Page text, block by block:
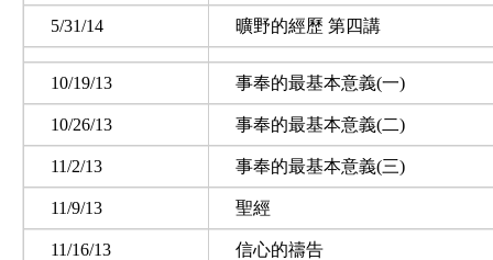
5/31/14 曠野的經歷 第四講
10/19/13 事奉的最基本意義(一)
10/26/13 事奉的最基本意義(二)
11/2/13 事奉的最基本意義(三)
11/9/13 聖經
11/16/13 信心的禱告